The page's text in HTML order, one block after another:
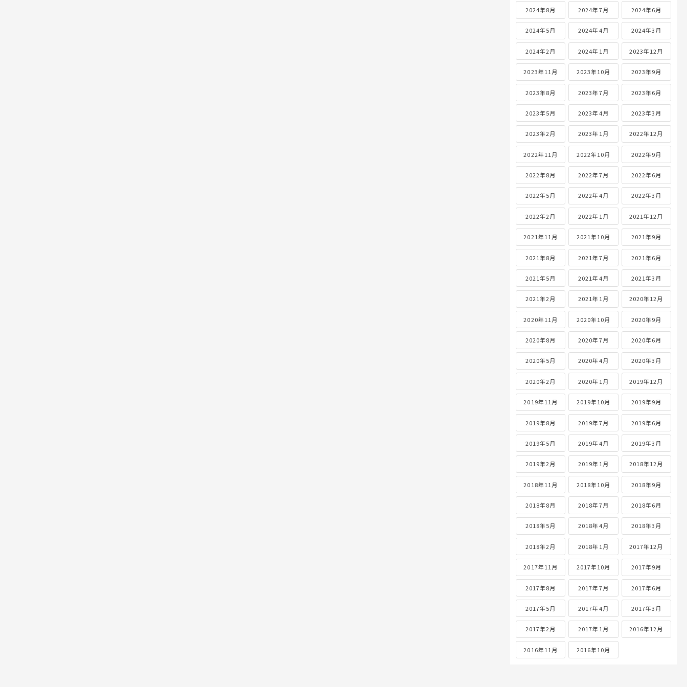
2024年8月 2024年7月 2024年6月
2024年5月 2024年4月 2024年3月
2024年2月 2024年1月 2023年12月
2023年11月 2023年10月 2023年9月
2023年8月 2023年7月 2023年6月
2023年5月 2023年4月 2023年3月
2023年2月 2023年1月 2022年12月
2022年11月 2022年10月 2022年9月
2022年8月 2022年7月 2022年6月
2022年5月 2022年4月 2022年3月
2022年2月 2022年1月 2021年12月
2021年11月 2021年10月 2021年9月
2021年8月 2021年7月 2021年6月
2021年5月 2021年4月 2021年3月
2021年2月 2021年1月 2020年12月
2020年11月 2020年10月 2020年9月
2020年8月 2020年7月 2020年6月
2020年5月 2020年4月 2020年3月
2020年2月 2020年1月 2019年12月
2019年11月 2019年10月 2019年9月
2019年8月 2019年7月 2019年6月
2019年5月 2019年4月 2019年3月
2019年2月 2019年1月 2018年12月
2018年11月 2018年10月 2018年9月
2018年8月 2018年7月 2018年6月
2018年5月 2018年4月 2018年3月
2018年2月 2018年1月 2017年12月
2017年11月 2017年10月 2017年9月
2017年8月 2017年7月 2017年6月
2017年5月 2017年4月 2017年3月
2017年2月 2017年1月 2016年12月
2016年11月 2016年10月